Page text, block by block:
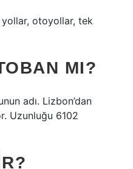
otoyollar, tek
MI?
adı. Lizbon’dan
Uzunluğu 6102